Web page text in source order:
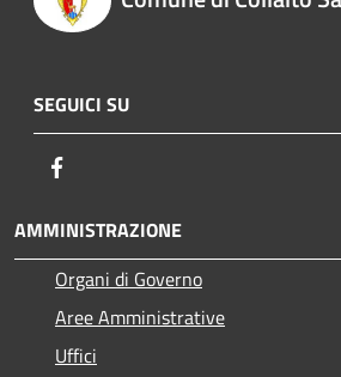
SEGUICI SU
AMMINISTRAZIONE
Organi di Governo
Aree Amministrative
Uffici